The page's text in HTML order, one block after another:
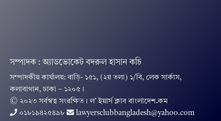
সম্পাদক : অ্যাডভোকেট বদরুল হাসান কচি
সম্পাদকীয় কার্যালয়: বাড়ি- ১৫১, (২য় তলা) ১/বি, লেক সার্কাস,
কলাবাগান, ঢাকা – ১২০৫।
© ২০২৩ সর্বস্বত্ব সংরক্ষিত । ল’ ইয়ার্স ক্লাব বাংলাদেশ.কম
০১৮১৯৪২৫৪৯৮
lawyersclubbangladesh@yahoo.com